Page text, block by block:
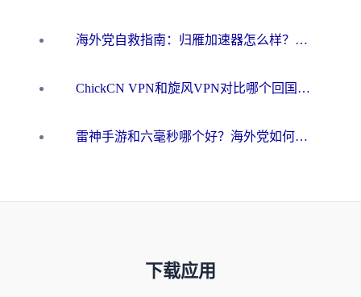
海外党自救指南：归雁加速器怎么样？教你避开坑实现国内资源无缝访问
ChickCN VPN和旋风VPN对比哪个回国效果更好？海外用户的选择困境与出路
雷神手游和六毫秒哪个好？海外党如何真正解锁国内资源
下载应用